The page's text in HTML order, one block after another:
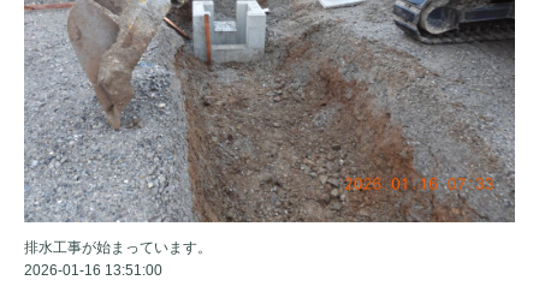
排水工事が始まっています。
2026-01-16 13:51:00